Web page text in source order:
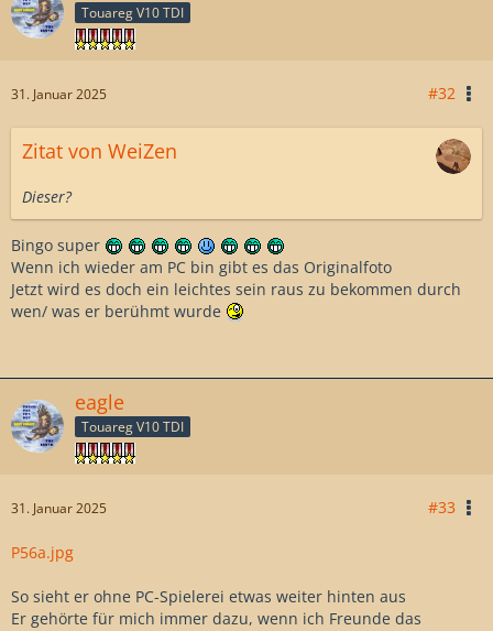
Touareg V10 TDI
31. Januar 2025 #32
Zitat von WeiZen
Dieser?
Bingo super
Wenn ich wieder am PC bin gibt es das Originalfoto
Jetzt wird es doch ein leichtes sein raus zu bekommen durch
wen/ was er berühmt wurde
eagle
Touareg V10 TDI
31. Januar 2025 #33
P56a.jpg
So sieht er ohne PC-Spielerei etwas weiter hinten aus
Er gehörte für mich immer dazu, wenn ich Freunde das